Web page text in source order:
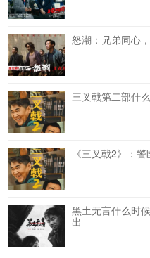
怒潮：兄弟同心
三叉戟第二部什
《三叉戟2》：
黑土无言什么时
出